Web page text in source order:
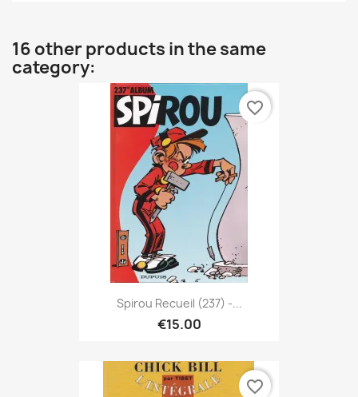
16 other products in the same
category:
Spirou Recueil (237) -...
€15.00
favorite_border
favorite_border